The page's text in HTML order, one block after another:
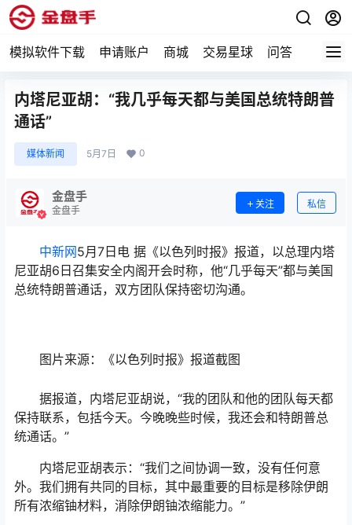
模拟软件下载 申请账户 商城 交易星球 问答 专题
内塔尼亚胡：“我几乎每天都与美国总统特朗普
通话”
媒体新闻 5月7日 0
金盘手
金盘手
关注 私信
中新网5月7日电 据《以色列时报》报道，以总理内塔
尼亚胡6日召集安全内阁开会时称，他“几乎每天”都与美国
总统特朗普通话，双方团队保持密切沟通。
图片来源：《以色列时报》报道截图
据报道，内塔尼亚胡说，“我的团队和他的团队每天都
保持联系，包括今天。今晚晚些时候，我还会和特朗普总
统通话。”
内塔尼亚胡表示：“我们之间协调一致，没有任何意
外。我们拥有共同的目标，其中最重要的目标是移除伊朗
所有浓缩铀材料，消除伊朗铀浓缩能力。”